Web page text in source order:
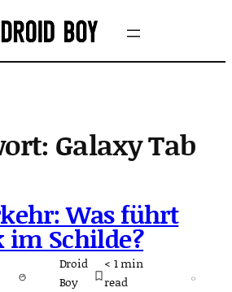
Galaxy Tab
Was führt
im Schilde?
Droid
Boy
< 1min
read